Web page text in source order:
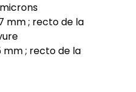
mm ; recto de la
mm ; recto de la